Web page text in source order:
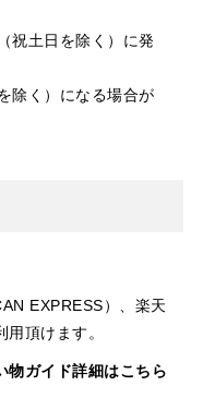
祝土日を除く）に発
除く）になる場合が
EXPRESS）、楽天
頂けます。
物ガイド詳細はこちら